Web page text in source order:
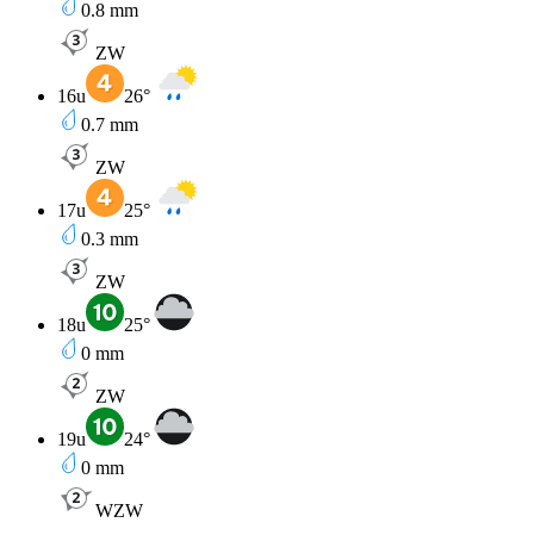
0.8 mm
ZW
16u 26°
0.7 mm
ZW
17u 25°
0.3 mm
ZW
18u 25°
0 mm
ZW
19u 24°
0 mm
WZW